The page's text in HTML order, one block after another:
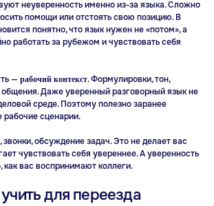
неуверенность именно из-за языка. Сложно
помощи или отстоять свою позицию. В
понятно, что язык нужен не «потом», а
работать за рубежом и чувствовать себя
— рабочий контекст. Формулировки, тон,
Даже уверенный разговорный язык не
среде. Поэтому полезно заранее
рабочие сценарии.
звонки, обсуждение задач. Это не делает вас
чувствовать себя увереннее. А уверенность
как вас воспринимают коллеги.
для переезда